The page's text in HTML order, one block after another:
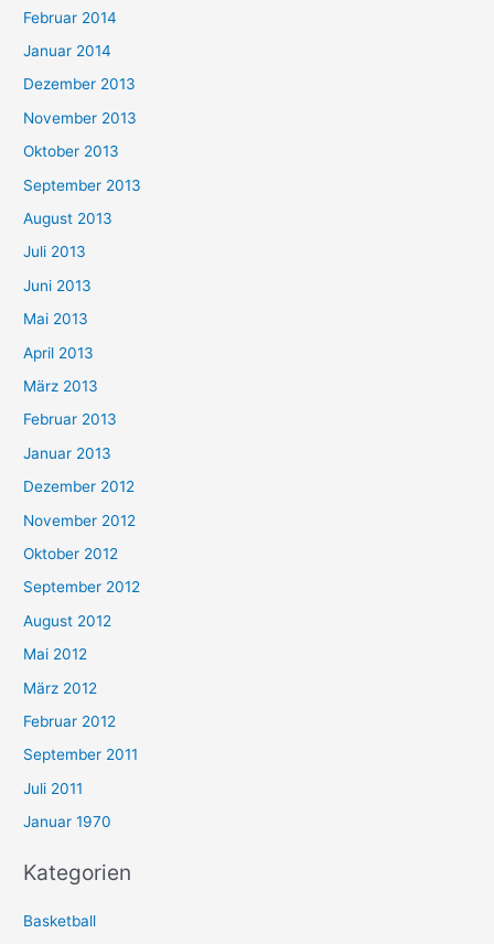
Februar 2014
Januar 2014
Dezember 2013
November 2013
Oktober 2013
September 2013
August 2013
Juli 2013
Juni 2013
Mai 2013
April 2013
März 2013
Februar 2013
Januar 2013
Dezember 2012
November 2012
Oktober 2012
September 2012
August 2012
Mai 2012
März 2012
Februar 2012
September 2011
Juli 2011
Januar 1970
Kategorien
Basketball